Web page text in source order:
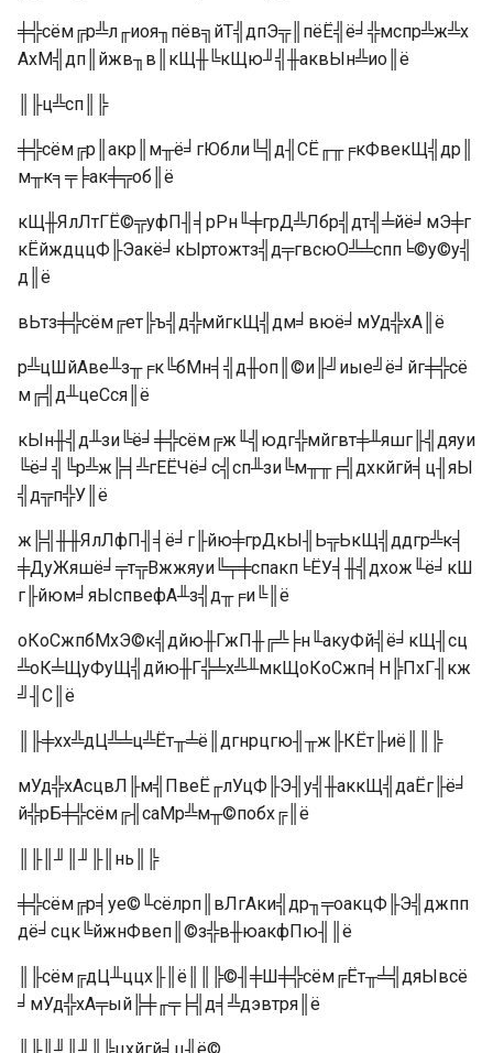
╪╬сём╔р╩л╓иоя╖пёв╗йТ╣дпЭ╦║пёЁ╣ё╛╬мспр╩ж╩х
АхМ╣дп║йжв╖в║кЩ╫╚кЩю╜╣╫аквЫн╩ио║ё
║╟ц╩сп║╠
╪╬сём╔р║акр║м╥ё╛гЮбли╚╣д╢СЁ╓╥╒кФвекЩ╣др║
м╥к╕╤╞ак╪╦об║ё
кЩ╫ЯлЛтГЁ©╦уфП╢╡рРн╙╪грД╩Лбр╣дт╣╧йё╛мЭ╪г
кЁйждццФ╟Эакё╛кЫртожтз╣д╤гвсюО╩╧спп╘©у©у╣
д║ё
вЬтз╪╬сём╔ет╠ъ╣д╬мйгкЩ╣дм╛вюё╛мУд╬хА║ё
р╩цШйАве╨з╥╒к╚бМн╡╣д╫оп║©и╟╝иые╝ё╛йг╪╬сё
м╔╣д╨цеСся║ё
кЫн╫╣д╨зи╚ё╛╪╬сём╔ж╙╣юдг╬мйгвт╪╨яшг╟╣дяуи
╚ё╛╣╚р╩ж╠╡╩гЕЁЧё╛с╣сп╨зи╚м╥╥╒╣дхкйгй╡ц╢яЫ
╣д╦п╬У║ё
ж╠╣╫╫ЯлЛфП╢╡ё╛г╟йю╪грДкЫ╢Ь╦ЬкЩ╣ддгр╩к╡
╪ДуЖяшё╛╤т╦Вжжяуи╚╤╪спакп╘ЁУ╡╫╣дхож╙ё╛кШ
г╟йюм╛яЫспвефА╨з╣д╥╒и╚║ё
оКоСжпбМхЭ©к╣дйю╫ГжП╫╔╩╞н╙акуФй╣ё╛кЩ╢сц
╩оК╧ЩуФуЩ╣дйю╫Г╬╧х╩╨мкЩоКоСжп╡Н╠ПхГ╢кж
╝╢С║ё
║╟╪хх╩дЦ╩╧ц╩Ёт╥╧ё║дгнрцгю╢╥ж╟КЁт╟иё║║╠
мУд╬хАсцвЛ╟м╣ПвеЁ╓лУцФ╟Э╢у╣╫аккЩ╣даЁг╟ё╛
й╬рБ╪╬сём╔╢саМр╩м╥©побх╔║ё
║╟║╜║╜╟║нь║╠
╪╬сём╔р╡уе©╙сёлрп║вЛгАки╣др╖╤оакцФ╟Э╣джпп
дё╛сцк╚йжнФвеп║©з╬в╫юакфПю╢║ё
║╟сём╔дЦ╨ццх╟║ё║║╠©╢╪Ш╪╬сём╔Ёт╥╧╣дяЫвсё
╛мУд╬хА╤ый╠╪╓╤╞╣д╡╩дэвтря║ё